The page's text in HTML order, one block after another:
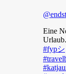
Eine
#fypシ